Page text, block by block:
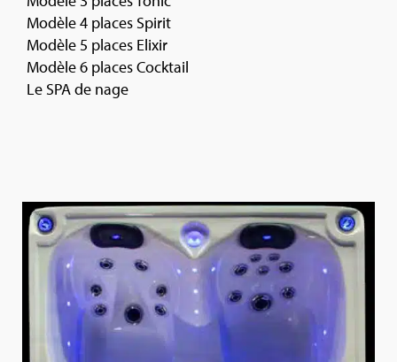
Modèle 4 places Spirit
Modèle 5 places Elixir
Modèle 6 places Cocktail
Le SPA de nage